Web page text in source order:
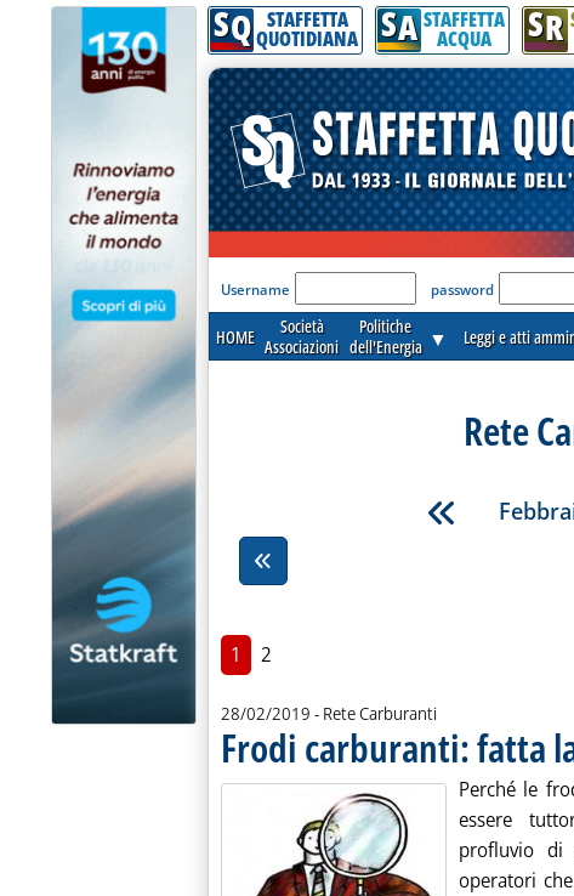
SQ STAFFETTA
QUOTIDIANA SA STAFFETTA
ACQUA SR
'Modulo Login per accedere'
Username password
HOME
Società
Associazioni
Politiche
dell'Energia ▼ Leggi e atti
Rete
1 2
28/02/2019 - Rete Carburanti
Frodi carburanti: fatta
Perché le
essere
profluvio di
operatori